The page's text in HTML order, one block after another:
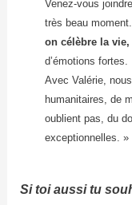
Venez-vous
très beau
on célèbre la
d’émotions fortes.
Avec Valérie,
humanitaires, de
oublient pas, du
exceptionnelles.
Si toi aussi tu